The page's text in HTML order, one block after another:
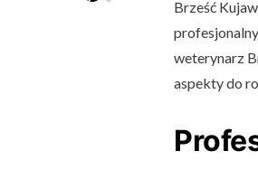
Brześć
weterynarz
aspekty do